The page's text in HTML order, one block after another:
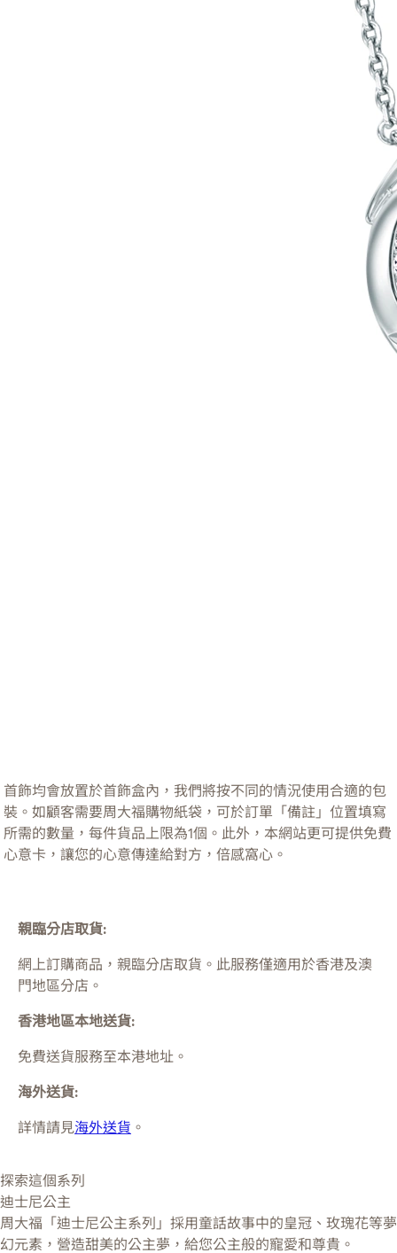
首飾均會放置於首飾盒內，我們將按不同的情況使用合適的包
裝。如顧客需要周大福購物紙袋，可於訂單「備註」位置填寫
所需的數量，每件貨品上限為1個。此外，本網站更可提供免費
心意卡，讓您的心意傳達給對方，倍感窩心。
親臨分店取貨:
網上訂購商品，親臨分店取貨。此服務僅適用於香港及澳
門地區分店。
香港地區本地送貨:
免費送貨服務至本港地址。
海外送貨:
詳情請見海外送貨 。
探索這個系列
迪士尼公主
周大福「迪士尼公主系列」採用童話故事中的皇冠、玫瑰花等夢
幻元素，營造甜美的公主夢，給您公主般的寵愛和尊貴。